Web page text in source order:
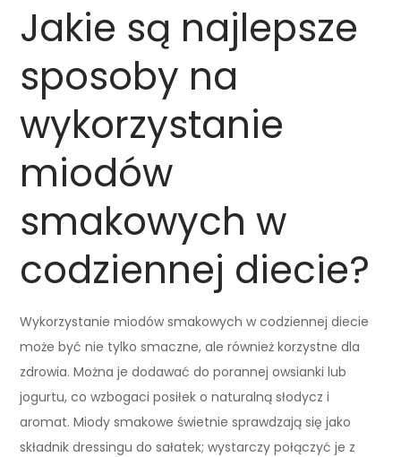
Jakie są najlepsze
sposoby na
wykorzystanie
miodów
smakowych w
codziennej diecie?
Wykorzystanie miodów smakowych w codziennej diecie
może być nie tylko smaczne, ale również korzystne dla
zdrowia. Można je dodawać do porannej owsianki lub
jogurtu, co wzbogaci posiłek o naturalną słodycz i
aromat. Miody smakowe świetnie sprawdzają się jako
składnik dressingu do sałatek; wystarczy połączyć je z